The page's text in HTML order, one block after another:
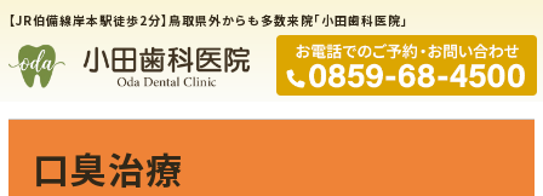
【JR伯備線岸本駅徒歩2分】鳥取県外からも多数来院「小田歯科医院」
口臭治療